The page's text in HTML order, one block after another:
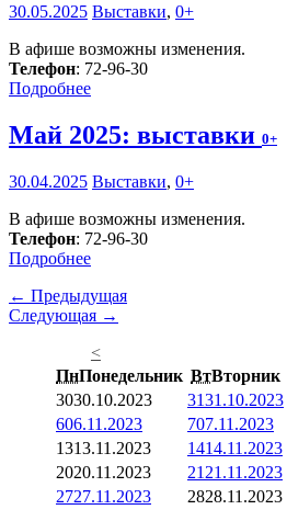
30.05.2025 Выставки, 0+
В афише возможны изменения.
Телефон: 72-96-30
Подробнее
Май 2025: выставки 0+
30.04.2025 Выставки, 0+
В афише возможны изменения.
Телефон: 72-96-30
Подробнее
← Предыдущая
Следующая →
<
ПнПонедельник ВтВторник
3030.10.2023 3131.10.2023
606.11.2023 707.11.2023
1313.11.2023 1414.11.2023
2020.11.2023 21 21.11.2023
2727.11.2023 2828.11.2023